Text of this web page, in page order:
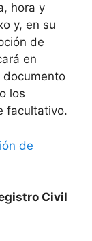
hora y
y, en su
de
en
los
facultativo.
de
Civil